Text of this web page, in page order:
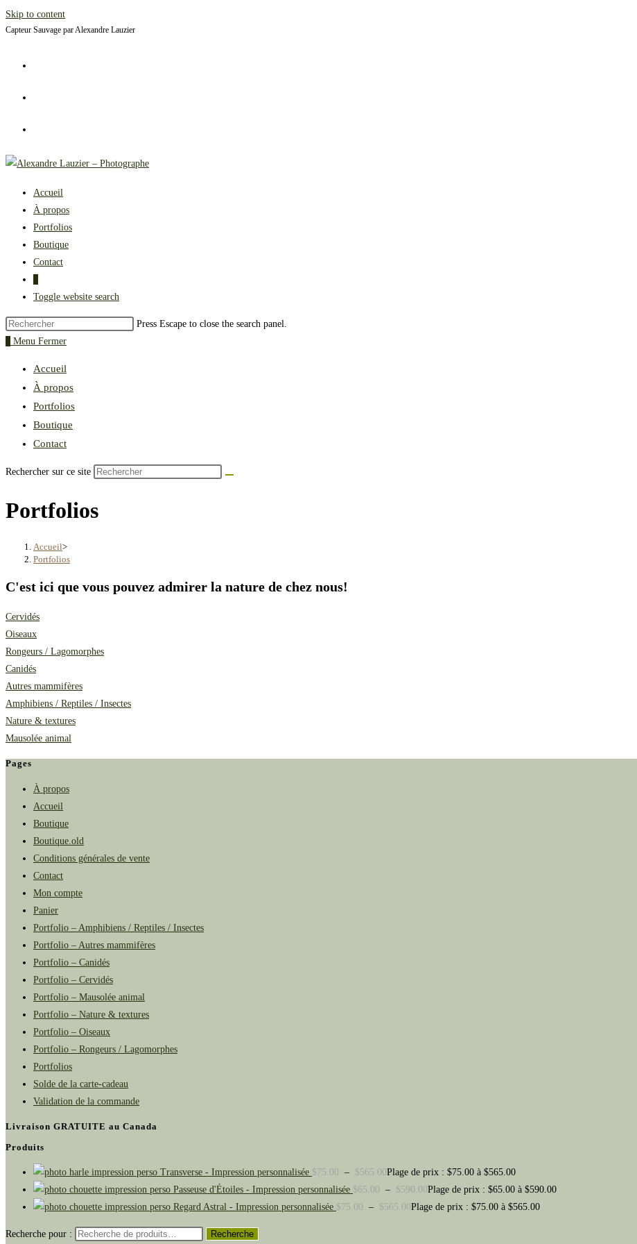
Skip to content
Capteur Sauvage par Alexandre Lauzier
Accueil
À propos
Portfolios
Boutique
Contact
Toggle website search
Press Escape to close the search panel.
Menu Fermer
Accueil
À propos
Portfolios
Boutique
Contact
Rechercher sur ce site
Portfolios
Accueil>
Portfolios
C'est ici que vous pouvez admirer la nature de chez nous!
Cervidés
Oiseaux
Rongeurs / Lagomorphes
Canidés
Autres mammifères
Amphibiens / Reptiles / Insectes
Nature & textures
Mausolée animal
Pages
À propos
Accueil
Boutique
Boutique.old
Conditions générales de vente
Contact
Mon compte
Panier
Portfolio – Amphibiens / Reptiles / Insectes
Portfolio – Autres mammifères
Portfolio – Canidés
Portfolio – Cervidés
Portfolio – Mausolée animal
Portfolio – Nature & textures
Portfolio – Oiseaux
Portfolio – Rongeurs / Lagomorphes
Portfolios
Solde de la carte-cadeau
Validation de la commande
Livraison GRATUITE au Canada
Produits
Transverse - Impression personnalisée $75.00 – $565.00Plage de prix : $75.00 à $565.00
Passeuse d'Étoiles - Impression personnalisée $65.00 – $590.00Plage de prix : $65.00 à $590.00
Regard Astral - Impression personnalisée $75.00 – $565.00Plage de prix : $75.00 à $565.00
Recherche pour : Recherche